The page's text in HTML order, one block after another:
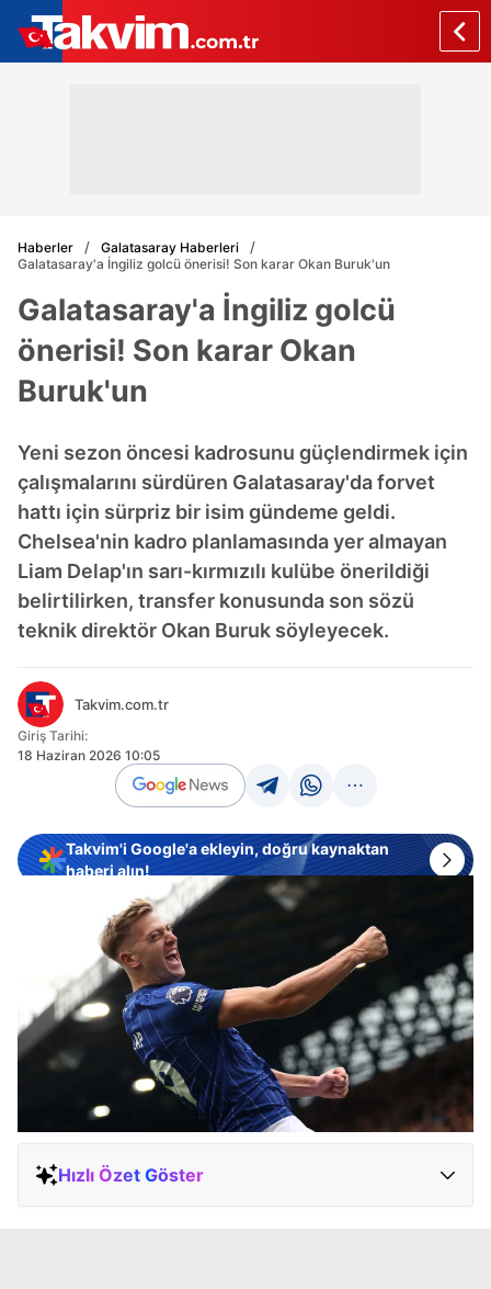
Haberler
Galatasaray Haberleri
Galatasaray'a İngiliz golcü önerisi! Son karar Okan Buruk'un
Galatasaray'a İngiliz golcü
önerisi! Son karar Okan
Buruk'un
Yeni sezon öncesi kadrosunu güçlendirmek için
çalışmalarını sürdüren Galatasaray'da forvet
hattı için sürpriz bir isim gündeme geldi.
Chelsea'nin kadro planlamasında yer almayan
Liam Delap'ın sarı-kırmızılı kulübe önerildiği
belirtilirken, transfer konusunda son sözü
teknik direktör Okan Buruk söyleyecek.
Takvim.com.tr
Giriş Tarihi:
18 Haziran 2026 10:05
Takvim'i Google'a ekleyin, doğru kaynaktan
haberi alın!
Hızlı Özet Göster